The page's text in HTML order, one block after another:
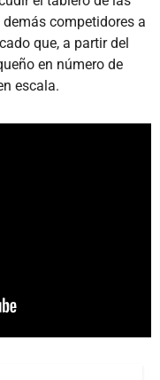
competidores a
que, a partir del
en número de
escala.